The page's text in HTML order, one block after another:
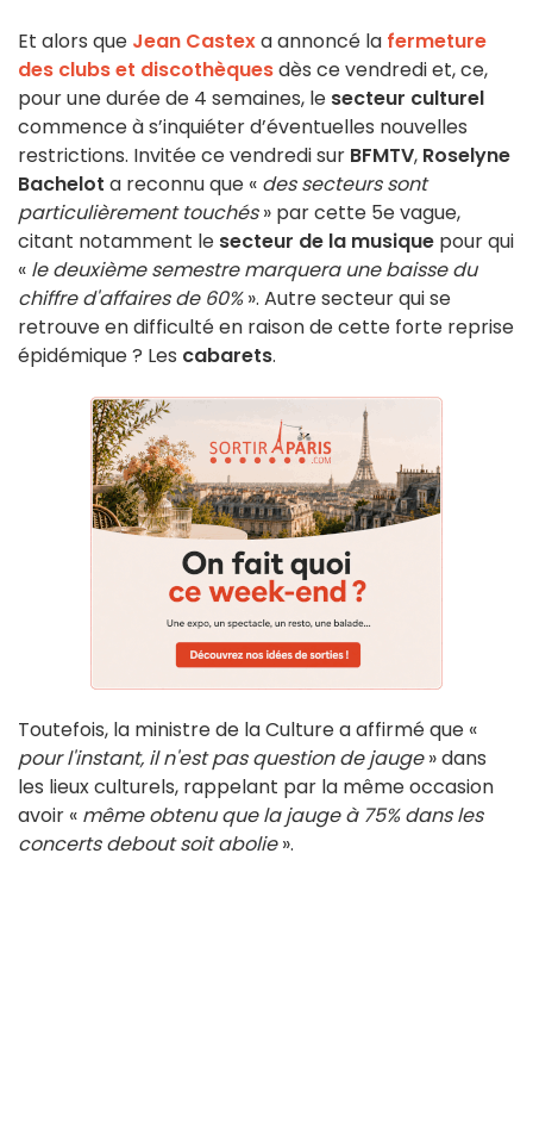
Et alors que Jean Castexa annoncé la fermeture
des clubs et discothèquesdès ce vendredi et, ce,
pour une durée de 4 semaines, le secteur culturel
commence à s’inquiéter d’éventuelles nouvelles
restrictions. Invitée ce vendredi sur BFMTV, Roselyne
Bachelot a reconnu que « des secteurs sont
particulièrement touchés» par cette 5e vague,
citant notamment le secteur de la musique pour qui
« le deuxième semestre marquera une baisse du
chiffre d'affaires de 60%». Autre secteur qui se
retrouve en difficulté en raison de cette forte reprise
épidémique ? Les cabarets.
Toutefois, la ministre de la Culture a affirmé que «
pour l'instant, il n'est pas question de jauge» dans
les lieux culturels, rappelant par la même occasion
avoir « même obtenu que la jauge à 75% dans les
concerts debout soit abolie».